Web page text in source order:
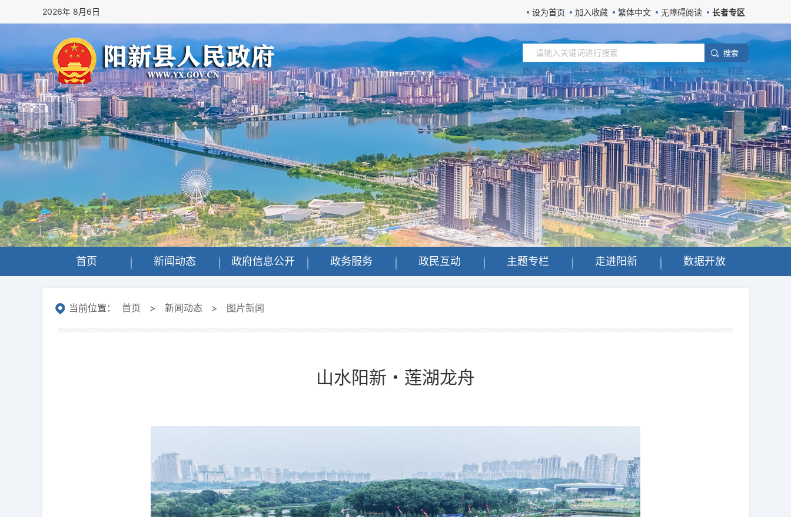
2026年 8月6日 设为首页 加入收藏 繁体中文 无障碍阅读 长者专区
搜 索
热门搜索： 招标公告 采购公告 公开招标 2026 打造
首页 新闻动态 政府信息公开 政务服务 政民互动 主题专栏 走进阳新 数据开放
当前位置： 首页 > 新闻动态 > 图片新闻
山水阳新・莲湖龙舟